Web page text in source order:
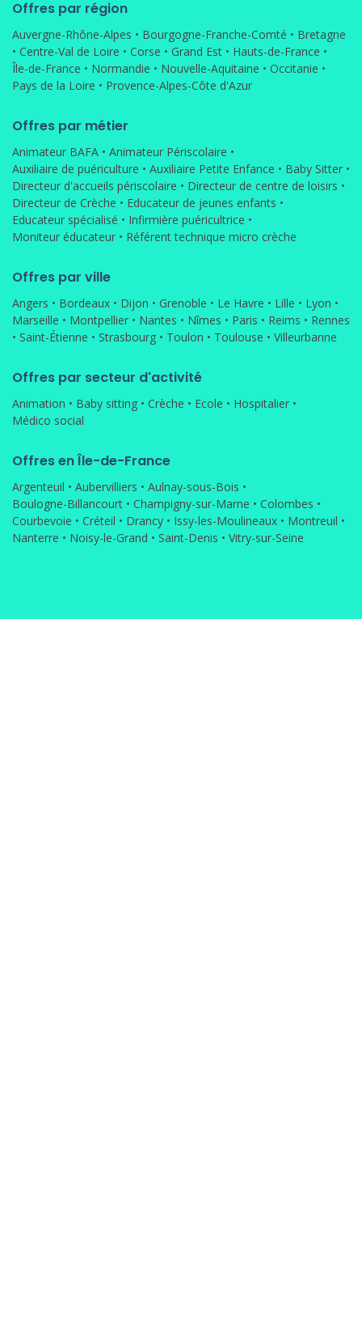
Offres par région
Auvergne-Rhône-Alpes • Bourgogne-Franche-Comté • Bretagne
• Centre-Val de Loire • Corse • Grand Est • Hauts-de-France •
Île-de-France • Normandie • Nouvelle-Aquitaine • Occitanie •
Pays de la Loire • Provence-Alpes-Côte d'Azur
Offres par métier
Animateur BAFA • Animateur Périscolaire •
Auxiliaire de puériculture • Auxiliaire Petite Enfance • Baby Sitter •
Directeur d'accueils périscolaire • Directeur de centre de loisirs •
Directeur de Crèche • Educateur de jeunes enfants •
Educateur spécialisé • Infirmière puéricultrice •
Moniteur éducateur • Référent technique micro crèche
Offres par ville
Angers • Bordeaux • Dijon • Grenoble • Le Havre • Lille • Lyon •
Marseille • Montpellier • Nantes • Nîmes • Paris • Reims • Rennes
• Saint-Étienne • Strasbourg • Toulon • Toulouse • Villeurbanne
Offres par secteur d'activité
Animation • Baby sitting • Crèche • Ecole • Hospitalier •
Médico social
Offres en Île-de-France
Argenteuil • Aubervilliers • Aulnay-sous-Bois •
Boulogne-Billancourt • Champigny-sur-Marne • Colombes •
Courbevoie • Créteil • Drancy • Issy-les-Moulineaux • Montreuil •
Nanterre • Noisy-le-Grand • Saint-Denis • Vitry-sur-Seine